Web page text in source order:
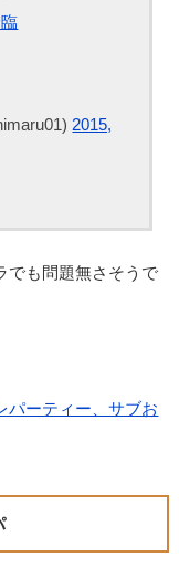
2015,
でも問題無さそうで
パーティー、サブお